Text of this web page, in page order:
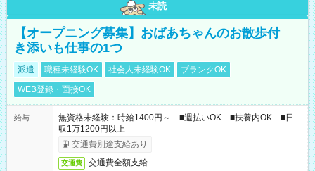
未読
【オープニング募集】おばあちゃんのお散歩付
き添いも仕事の1つ
派遣 職種未経験OK 社会人未経験OK
ブランクOK
WEB登録・面接OK
給与
無資格未経験：時給1400円～ ■週払いOK ■扶養内OK ■日
収1万1200円以上
交通費別途支給あり
交通費 交通費全額支給